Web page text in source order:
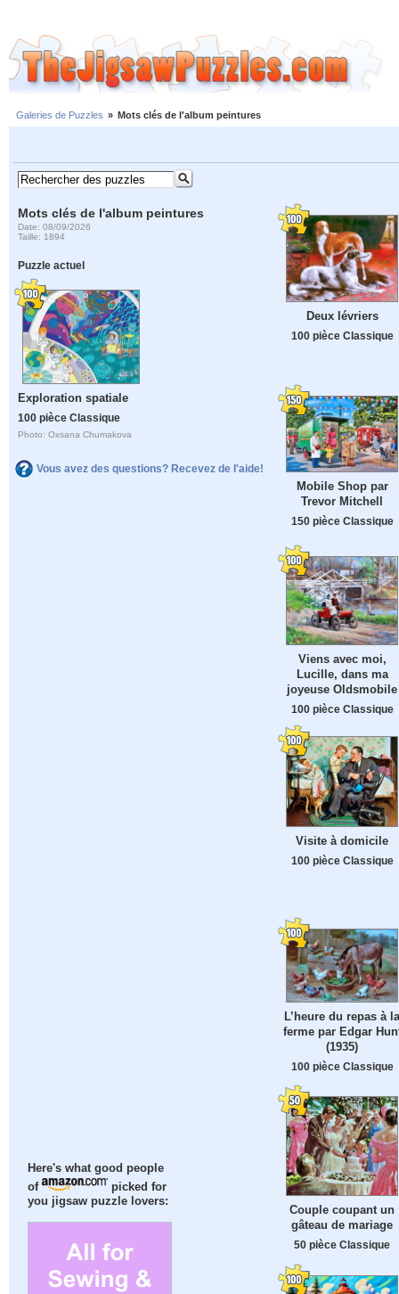
Galeries de Puzzles » Mots clés de l'album peintures
Mots clés de l'album peintures
Date: 08/09/2026
Taille: 1894
Puzzle actuel
Exploration spatiale
100 pièce Classique
Photo: Oxsana Chumakova
Vous avez des questions? Recevez de l'aide!
Here's what good people
of
picked for
you jigsaw puzzle lovers:
Deux lévriers
100 pièce Classique
Mobile Shop par
Trevor Mitchell
150 pièce Classique
Viens avec moi,
Lucille, dans ma
joyeuse Oldsmobile
100 pièce Classique
Visite à domicile
100 pièce Classique
L’heure du repas à la
ferme par Edgar
(1935)
100 pièce Classique
Couple coupant un
gâteau de mariage
50 pièce Classique